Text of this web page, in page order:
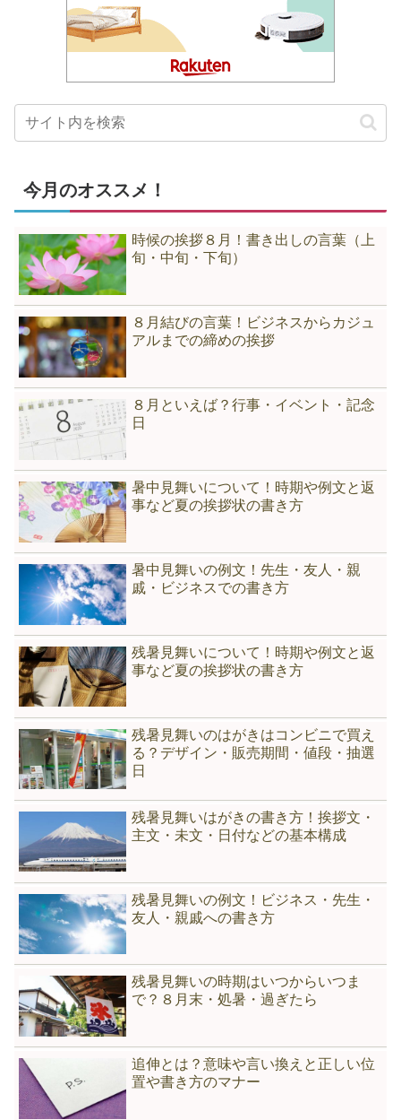
今月のオススメ！
時候の挨拶８月！書き出しの言葉（上
旬・中旬・下旬）
８月結びの言葉！ビジネスからカジュ
アルまでの締めの挨拶
８月といえば？行事・イベント・記念
日
暑中見舞いについて！時期や例文と返
事など夏の挨拶状の書き方
暑中見舞いの例文！先生・友人・親
戚・ビジネスでの書き方
残暑見舞いについて！時期や例文と返
事など夏の挨拶状の書き方
残暑見舞いのはがきはコンビニで買え
る？デザイン・販売期間・値段・抽選
日
残暑見舞いはがきの書き方！挨拶文・
主文・未文・日付などの基本構成
残暑見舞いの例文！ビジネス・先生・
友人・親戚への書き方
残暑見舞いの時期はいつからいつま
で？８月末・処暑・過ぎたら
追伸とは？意味や言い換えと正しい位
置や書き方のマナー